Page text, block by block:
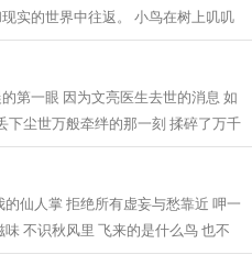
实的世界中往返。 小鸟在树上叽叽
第一眼 因为文亮医生去世的消息 如
下尘世万般牵绊的那一刻 揉碎了万千
仙人掌 拒绝所有虚妄与愁靠近 呷一
不识秋风里 飞来的是什么鸟 也不